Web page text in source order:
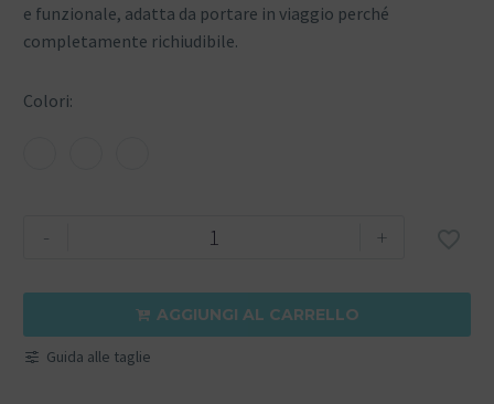
e funzionale, adatta da portare in viaggio perché
completamente richiudibile.
Colori
- +
 AGGIUNGI AL CARRELLO
Guida alle taglie